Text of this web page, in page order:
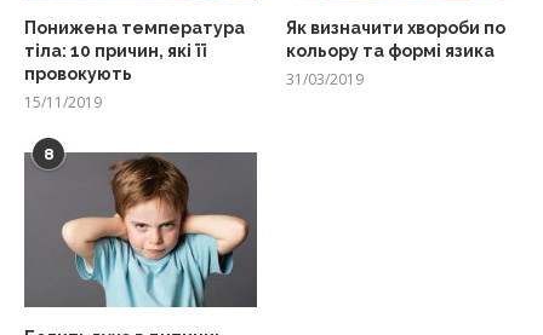
Понижена температура
тіла: 10 причин, які її
провокують
15/11/2019
Як визначити хвороби по
кольору та формі язика
31/03/2019
8